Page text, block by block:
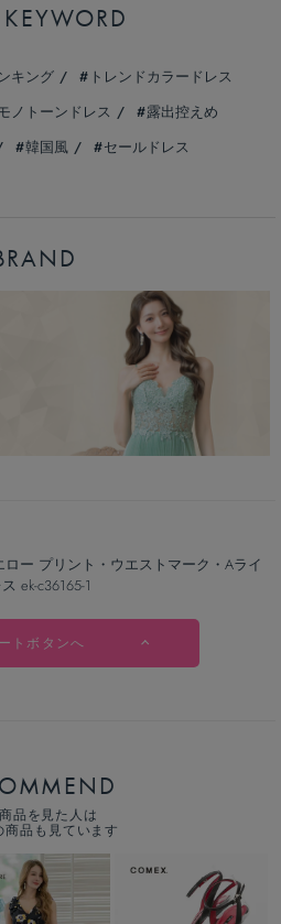
キング
トレンドカラードレス
ノトーンドレス
露出控えめ
韓国風 セールドレス
ロー プリント・ウエストマーク・Aライ
ek-c36165-1
トボタンへ
品を見た人は
商品も見ています